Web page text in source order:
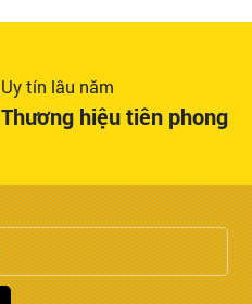
Uy tín lâu năm
Thương hiệu tiên phong